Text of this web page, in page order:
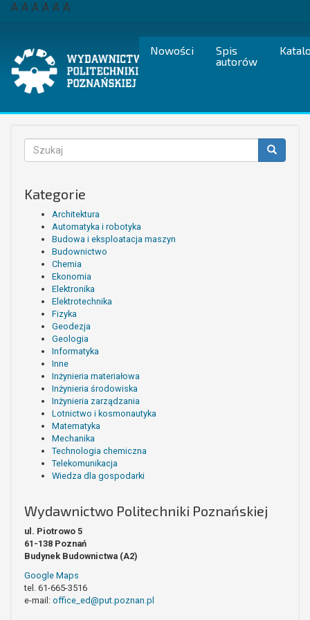
Przejdź
A A A A A A
Nowości
Spis
autorów
Formularz
wyszukiwania
Kategorie
Architektura
Automatyka i robotyka
Budowa i eksploatacja maszyn
Budownictwo
Chemia
Ekonomia
Elektronika
Elektrotechnika
Fizyka
Geodezja
Geologia
Informatyka
Inne
Inżynieria materiałowa
Inżynieria środowiska
Inżynieria zarządzania
Lotnictwo i kosmonautyka
Matematyka
Mechanika
Technologia chemiczna
Telekomunikacja
Wiedza dla gospodarki
Wydawnictwo Politechniki Poznańskiej
ul. Piotrowo 5
61-138 Poznań
Budynek Budownictwa (A2)
Google Maps
tel. 61-665-3516
e-mail: office_ed@put.poznan.pl